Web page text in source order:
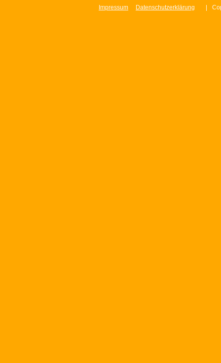
Impressum Datenschutzerklärung